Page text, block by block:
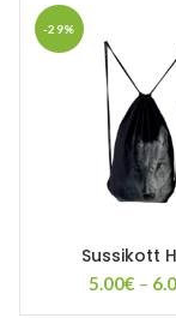
-29%
Sussikott
5.00€ –